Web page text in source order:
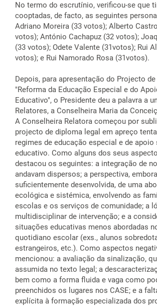
No termo do escrutínio, verificou-se que
cooptadas, de facto, as seguintes
Adriano Moreira (33 votos); Alberto
votos); António Cachapuz (32 votos);
(33 votos); Odete Valente (31votos); Rui
votos); e Rui Namorado Rosa (31votos).
Depois, para apresentação do Projecto
"Reforma da Educação Especial e do
Educativo", o Presidente deu a palavra a
Relatores, a Conselheira Maria da
A Conselheira Relatora começou por
projecto de diploma legal em apreço
regimes de educação especial e de apoio
educativo. Como alguns dos seus
destacou os seguintes: a integração de
andavam dispersos; a perspectiva,
suficientemente desenvolvida, de uma
ecológica e sistémica, envolvendo as
escolas e os serviços de comunidade; a
multidisciplinar de intervenção; e a
situações educativas menos abordadas
quotidiano escolar (exs., alunos
estrangeiros, etc.). Como aspectos
mencionou: a avaliação da sinalização,
assumida no texto legal; a
bem como a forma fluida e vaga como
preenchidos os lugares nos CASE; e a
explícita à formação especializada dos